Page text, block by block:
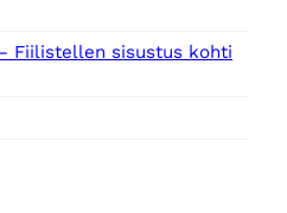
Fiilistellen sisustus kohti